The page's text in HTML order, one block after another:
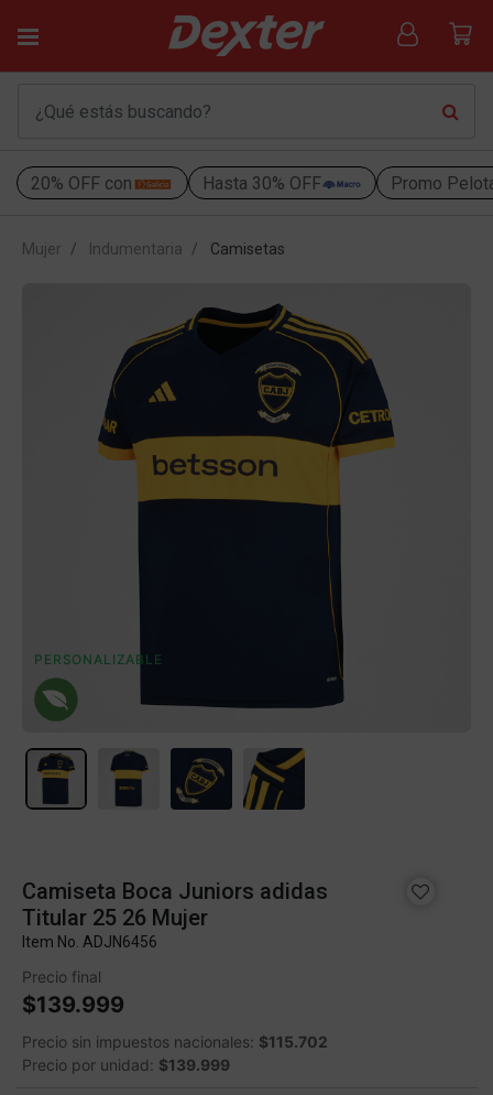
20% OFF con Hasta 30% OFF Promo
Mujer Indumentaria Camisetas
PERSONALIZABLE
Camiseta Boca Juniors adidas
Titular 25 26 Mujer
Item No. ADJN6456
Precio final
$139.999
Precio sin impuestos nacionales: $115.702
Precio por unidad: $139.999